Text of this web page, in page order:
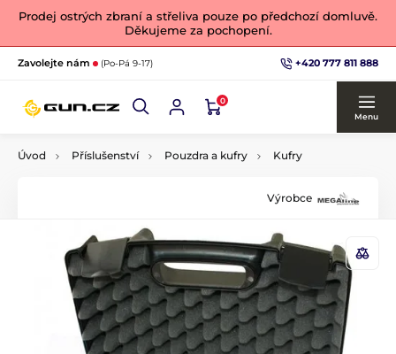
Prodej ostrých zbraní a střeliva pouze po předchozí domluvě.
Děkujeme za pochopení.
Zavolejte nám (Po-Pá 9-17) +420 777 811 888
0
Menu
Úvod Příslušenství Pouzdra a kufry Kufry
Výrobce